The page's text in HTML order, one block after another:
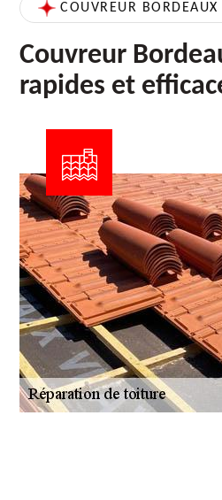
COUVREUR
Couvreur
rapides et